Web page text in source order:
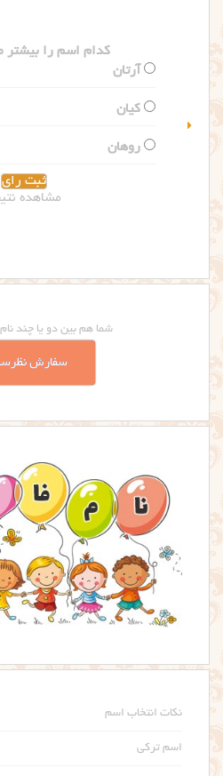
مشاهده
شما هم بین دو یا چند
سفارش
نکات انتخاب اسم
اسم ترکی